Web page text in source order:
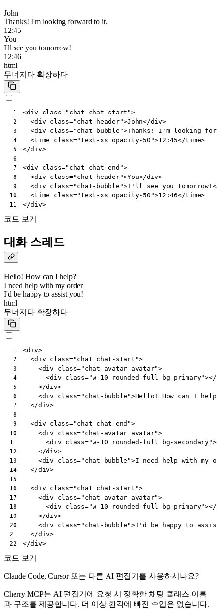
John
Thanks! I'm looking forward to it.
12:45
You
I'll see you tomorrow!
12:46
html
무너지다 확장하다
1
2
3
4
5
6
7
8
9
10
11
<div class="chat chat-start">
<div class="chat-header">John</div>
<div class="chat-bubble">Thanks! I'm looking
<time class="text-xs opacity-50">12:45</time>
</div>
<div class="chat chat-end">
<div class="chat-header">You</div>
<div class="chat-bubble">I'll see you tomorrow!
<time class="text-xs opacity-50">12:46</time>
</div>
코드 보기
대화 스레드
Hello! How can I help?
I need help with my order
I'd be happy to assist you!
html
무너지다 확장하다
1
2
3
4
5
6
7
8
9
10
11
12
13
14
15
16
17
18
19
20
21
22
<div>
<div class="chat chat-start">
<div class="chat-avatar avatar">
<div class="w-10 rounded-full bg-primary"></
</div>
<div class="chat-bubble">Hello! How can I
</div>
<div class="chat chat-end">
<div class="chat-avatar avatar">
<div class="w-10 rounded-full bg-secondary"
</div>
<div class="chat-bubble">I need help with my
</div>
<div class="chat chat-start">
<div class="chat-avatar avatar">
<div class="w-10 rounded-full bg-primary"></
</div>
<div class="chat-bubble">I'd be happy to
</div>
</div>
코드 보기
Claude Code, Cursor 또는 다른 AI 편집기를 사용하시나요?
Cherry MCP는 AI 편집기에 요청 시 정확한 채팅 클래스 이름
과 구조를 제공합니다. 더 이상 환각에 빠진 수업은 없습니다.